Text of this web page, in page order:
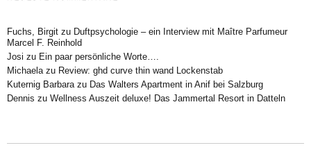
Fuchs, Birgit zu Duftpsychologie – ein Interview mit Maître Parfumeur
Marcel F. Reinhold
Josi zu Ein paar persönliche Worte….
Michaela zu Review: ghd curve thin wand Lockenstab
Kuternig Barbara zu Das Walters Apartment in Anif bei Salzburg
Dennis zu Wellness Auszeit deluxe! Das Jammertal Resort in Datteln